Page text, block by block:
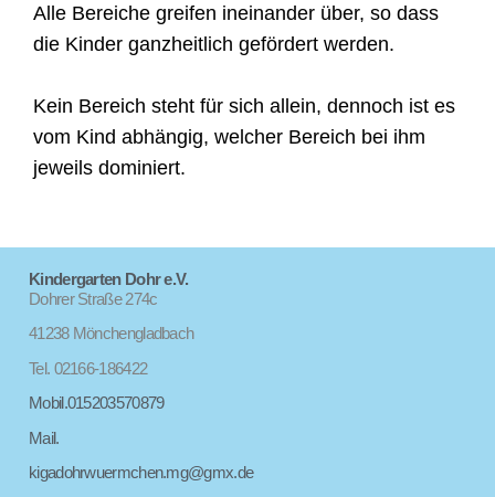
Alle Bereiche greifen ineinander über, so dass
die Kinder ganzheitlich gefördert werden.
Kein Bereich steht für sich allein, dennoch ist es
vom Kind abhängig, welcher Bereich bei ihm
jeweils dominiert.
Kindergarten Dohr e.V.
Dohrer Straße 274c
41238 Mönchengladbach
Tel. 02166-186422
Mobil.015203570879
Mail.
kigadohrwuermchen.mg@gmx.de